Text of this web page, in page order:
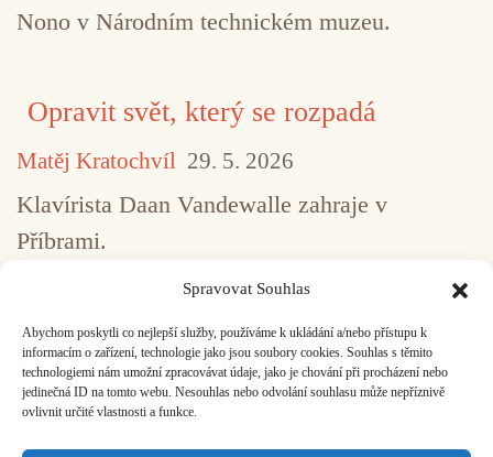
Spravovat Souhlas
Abychom poskytli co nejlepší služby, používáme k ukládání a/nebo přístupu k
informacím o zařízení, technologie jako jsou soubory cookies. Souhlas s těmito
technologiemi nám umožní zpracovávat údaje, jako je chování při procházení nebo
jedinečná ID na tomto webu. Nesouhlas nebo odvolání souhlasu může nepříznivě
ovlivnit určité vlastnosti a funkce.
Nono v Národním technickém muzeu.
Opravit svět, který se rozpadá
Matěj Kratochvíl 29. 5. 2026
Klavírista Daan Vandewalle zahraje v
Příbrami.
1 2 3 4 5 ... 517